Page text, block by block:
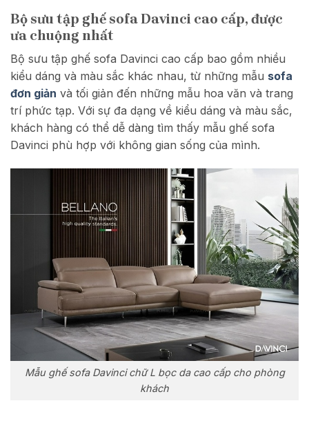
Bộ sưu tập ghế sofa Davinci cao cấp, được
ưa chuộng nhất
Bộ sưu tập ghế sofa Davinci cao cấp bao gồm nhiều
kiểu dáng và màu sắc khác nhau, từ những mẫu sofa
đơn giản và tối giản đến những mẫu hoa văn và trang
trí phức tạp. Với sự đa dạng về kiểu dáng và màu sắc,
khách hàng có thể dễ dàng tìm thấy mẫu ghế sofa
Davinci phù hợp với không gian sống của mình.
Mẫu ghế sofa Davinci chữ L bọc da cao cấp cho phòng
khách